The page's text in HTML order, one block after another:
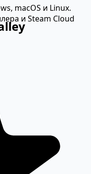
macOS и Linux.
и Steam Cloud